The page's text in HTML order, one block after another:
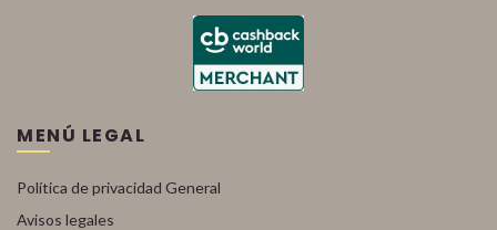
MENÚ LEGAL
Política de privacidad General
Avisos legales